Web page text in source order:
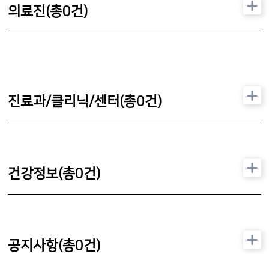
의료진(총0건)
진료과/클리닉/센터(총0건)
건강정보(총0건)
공지사항(총0건)